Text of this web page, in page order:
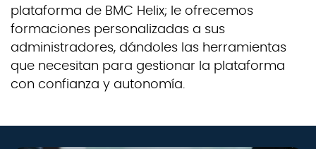
plataforma de BMC Helix; le ofrecemos
formaciones personalizadas a sus
administradores, dándoles las herramientas
que necesitan para gestionar la plataforma
con confianza y autonomía.